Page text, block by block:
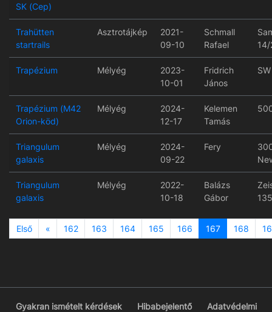
SK (Cep)
Trahütten
startrails
Asztrotájkép
2021-
09-10
Schmall
Rafael
Trapézium Mélyég
2023-
10-01
Fridrich
János
Trapézium (M42
Orion-köd)
Mélyég
2024-
12-17
Kelemen
Tamás
Triangulum
galaxis
Mélyég
2024-
09-22
Fery
Triangulum
galaxis
Mélyég
2022-
10-18
Balázs
Gábor
Első «Previous
162 163 164 165 166 167 168
Gyakran ismételt kérdések Hibabejelentő
Adatvédelmi